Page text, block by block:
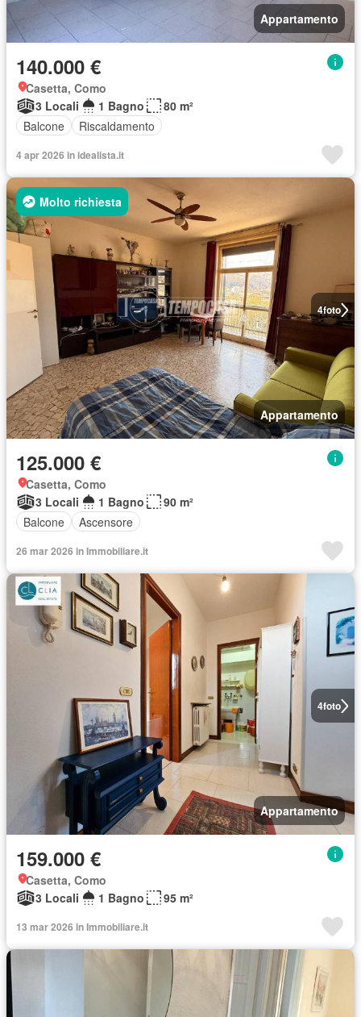
Appartamento
140.000 €
Casetta, Como
3 Locali
1 Bagno
80 m²
Balcone
Riscaldamento
4 apr 2026 in idealista.it
4foto
Molto richiesta
Appartamento
125.000 €
Casetta, Como
3 Locali
1 Bagno
90 m²
Balcone
Ascensore
26 mar 2026 in Immobiliare.it
4foto
Appartamento
159.000 €
Casetta, Como
3 Locali
1 Bagno 95 m²
13 mar 2026 in Immobiliare.it